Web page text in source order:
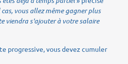
vous allez même gagner plus
viendra s'ajouter à votre salaire
progressive, vous devez cumuler